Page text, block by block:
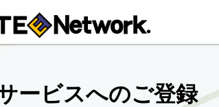
ービスへのご登録